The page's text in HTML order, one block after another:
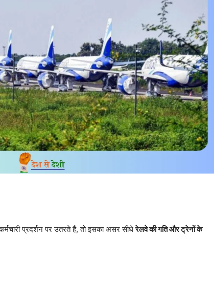
कर्मचारी प्रदर्शन पर उतरते हैं, तो इसका असर सीधेरेलवे की गति और ट्रेनों के